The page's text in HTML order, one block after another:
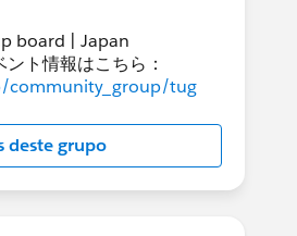
board | Japan
ト情報はこちら：
community_group/tug
deste grupo